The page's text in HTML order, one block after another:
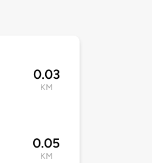
0.03
KM
0.05
KM